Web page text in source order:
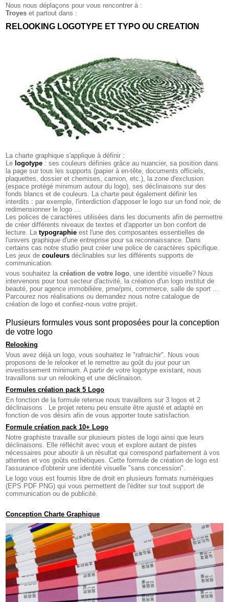
Nous nous déplaçons pour vous rencontrer à :
Troyes et partout dans :
RELOOKING LOGOTYPE ET TYPO OU CREATION
La charte graphique s'applique à définir :
Le logotype : ses couleurs définies grâce au nuancier, sa position dans
la page sur tous les supports (papier à en-tête, documents officiels,
plaquettes, dossier et chemises, camion, etc.), la zone d'exclusion
(espace protégé minimum autour du logo), ses déclinaisons sur des
fonds blancs et de couleurs. La charte peut également définir les
interdits : par exemple, l'interdiction d'apposer le logo sur un fond noir, de
redimensionner le logo ...
Les polices de caractères utilisées dans les documents afin de permettre
de créer différents niveaux de textes et d'apporter un bon confort de
lecture. Latypographie est l'une des composantes essentielles de
l'univers graphique d'une entreprise pour sa reconnaissance. Dans
certains cas notre studio peut créer une police de caractères spécifique.
Les jeux decouleurs déclinables sur les différents supports de
communication.
vous souhaitez lacréation de votre logo, une identité visuelle? Nous
intervenons pour tout secteur d'activité, la création d'un logo institut de
beauté, pour agence immobilière, pme/pmi, commerce, salle de sport ...
Parcourez nos réalisations ou demandez nous notre catalogue de
création de logo et confiez-nous votre projet.
Plusieurs formules vous sont proposées pour la conception
de votre logo
Relooking
Vous avez déjà un logo, vous souhaitez le "rafraichir". Nous vous
proposons de le relooker et le remettre au goût du jour pour un
investissement minimum. A partir de votre logotype existant, nous
travaillons sur un relooking et une déclinaison.
Formules création pack 5 Logo
En fonction de la formule retenue nous travaillons sur 3 logos et 2
déclinaisons . Le projet retenu peu ensuite être ajusté et adapté en
fonction de vos désirs afin de vous apporter toute satisfaction.
Formule création pack 10+ Logo
Notre graphiste travaille sur plusieurs pistes de logo ainsi que leurs
déclinaisons. Elle réfléchit avec vous et explore autant de pistes
nécessaires pour aboutir à un résultat qui correspond parfaitement à vos
attentes et vos goûts esthétiques. Cette formule de création de logo est
l'assurance d'obtenir une identité visuelle "sans concession".
Le logo vous est fournis libre de droit en plusieurs formats numériques
(EPS PDF PNG) qui vous permettent de l'éditer sur tout support de
communication ou de publicité.
Conception Charte Graphique